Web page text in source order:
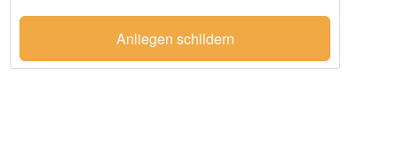
Anliegen schildern